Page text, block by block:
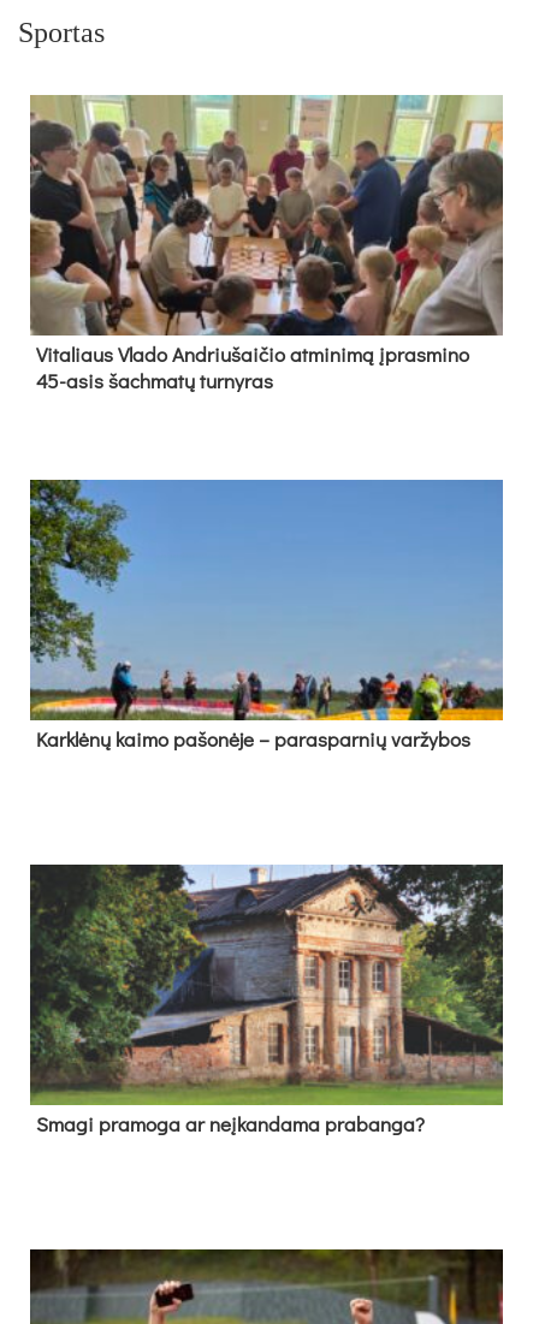
Sportas
Vi­ta­liaus Vla­do And­riu­šai­čio at­mi­ni­mą įpras­mi­no
45-asis šach­ma­tų tur­ny­ras
Kark­lė­nų kai­mo pa­šo­nė­je – pa­ras­par­nių var­žy­bos
Sma­gi pra­mo­ga ar neį­kan­da­ma pra­ban­ga?